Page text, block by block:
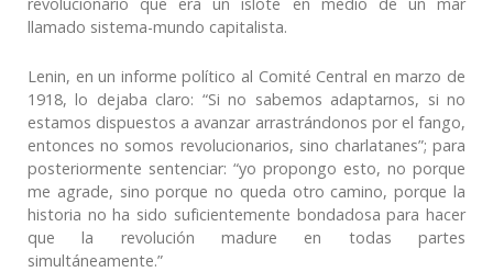
llamado sistema-mundo capitalista.
Lenin, en un informe político al Comité Central en marzo de
1918, lo dejaba claro: “Si no sabemos adaptarnos, si no
estamos dispuestos a avanzar arrastrándonos por el fango,
entonces no somos revolucionarios, sino charlatanes”; para
posteriormente sentenciar: “yo propongo esto, no porque
me agrade, sino porque no queda otro camino, porque la
historia no ha sido suficientemente bondadosa para hacer
que la revolución madure en todas partes
simultáneamente.”